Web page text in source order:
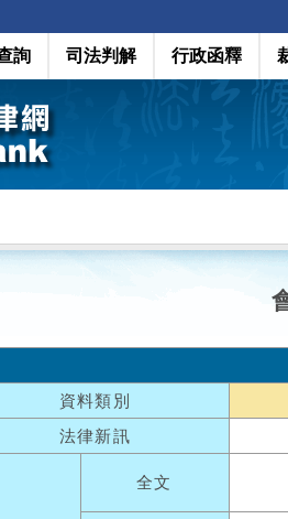
詢 司法判解 行政函釋
資料類別
法律新訊
全文